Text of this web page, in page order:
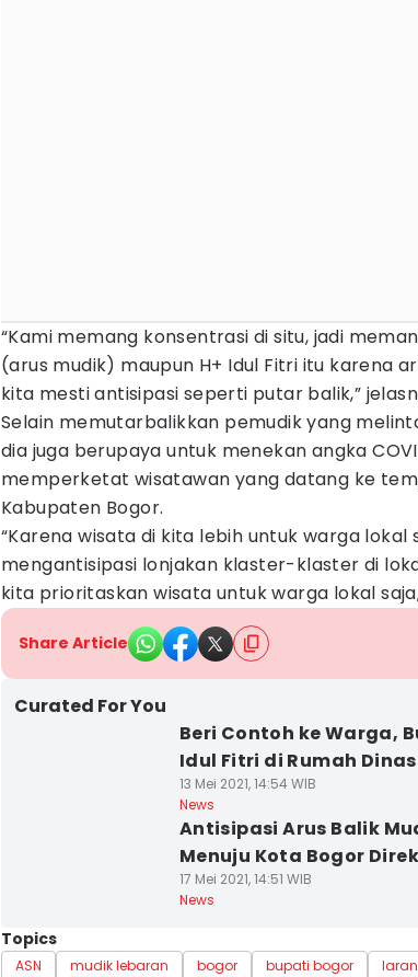
“Kami memang konsentrasi di situ, jadi
(arus mudik) maupun H+ Idul Fitri itu karena
kita mesti antisipasi seperti putar balik,”
Selain memutarbalikkan pemudik yang
dia juga berupaya untuk menekan angka
memperketat wisatawan yang datang ke
Kabupaten Bogor.
“Karena wisata di kita lebih untuk warga lokal
mengantisipasi lonjakan klaster-klaster di
kita prioritaskan wisata untuk warga lokal
Share Article
Curated For You
Beri Contoh ke Warga,
Idul Fitri di Rumah Dinas
13 Mei 2021, 14:54 WIB
News
Antisipasi Arus Balik
Menuju Kota Bogor
17 Mei 2021, 14:51 WIB
News
Topics
ASN mudik lebaran bogor bupati bogor